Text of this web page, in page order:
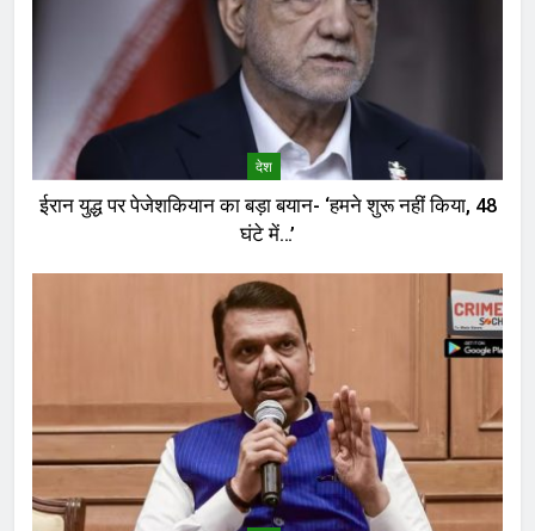
देश
ईरान युद्ध पर पेजेशकियान का बड़ा बयान- ‘हमने शुरू नहीं किया, 48
घंटे में…’